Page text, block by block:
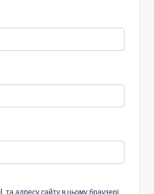
та адресу сайту в цьому браузері